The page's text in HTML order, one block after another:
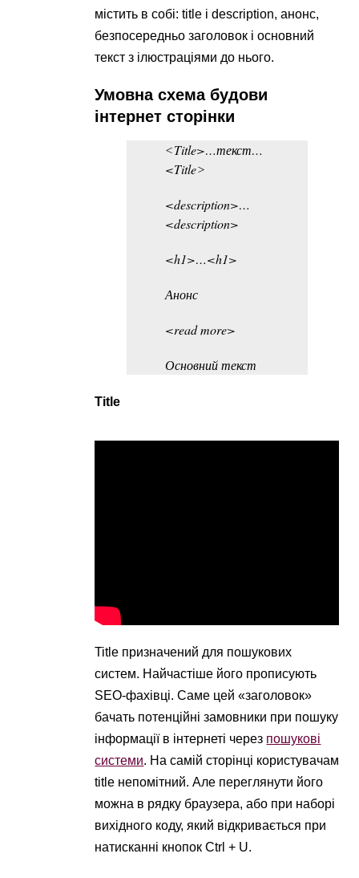
містить в собі: title і description, анонс,
безпосередньо заголовок і основний
текст з ілюстраціями до нього.
Умовна схема будови
інтернет сторінки
˂Title>…текст…
<Title˃
<description>…
<description>
<h1>…<h1>
Анонс
<read more>
Основний текст
Title
Title призначений для пошукових
систем. Найчастіше його прописують
SEO-фахівці. Саме цей «заголовок»
бачать потенційні замовники при пошуку
інформації в інтернеті через пошукові
системи. На самій сторінці користувачам
title непомітний. Але переглянути його
можна в рядку браузера, або при наборі
вихідного коду, який відкривається при
натисканні кнопок Ctrl + U.